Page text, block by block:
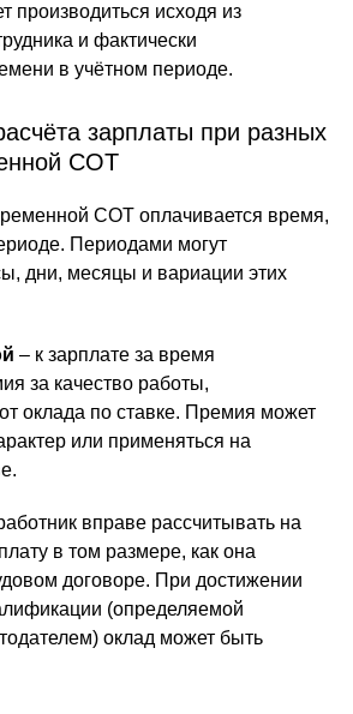
производиться исходя из
и фактически
в учётном периоде.
зарплаты при разных
СОТ
СОТ оплачивается время,
Периодами могут
дни, месяцы и вариации этих
– к зарплате за время
за качество работы,
оклада по ставке. Премия может
или применяться на
вправе рассчитывать на
в том размере, как она
договоре. При достижении
(определяемой
оклад может быть